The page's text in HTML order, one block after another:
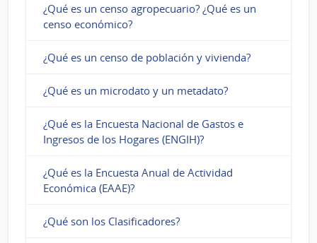
¿Qué es un censo agropecuario? ¿Qué es un
censo económico?
¿Qué es un censo de población y vivienda?
¿Qué es un microdato y un metadato?
¿Qué es la Encuesta Nacional de Gastos e
Ingresos de los Hogares (ENGIH)?
¿Qué es la Encuesta Anual de Actividad
Económica (EAAE)?
¿Qué son los Clasificadores?